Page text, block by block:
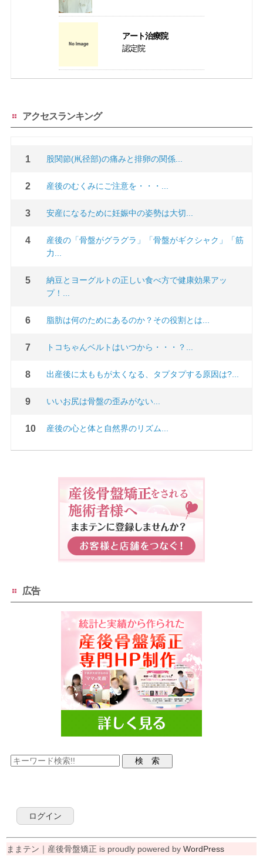
アート治療院
認定院
アクセスランキング
股関節(鼡径部)の痛みと排卵の関係...
産後のむくみにご注意を・・・...
安産になるために妊娠中の姿勢は大切...
産後の「骨盤がグラグラ」「骨盤がギクシャク」「筋
力...
納豆とヨーグルトの正しい食べ方で健康効果アッ
プ！...
脂肪は何のためにあるのか？その役割とは...
トコちゃんベルトはいつから・・・？...
出産後に太ももが太くなる、タプタプする原因は?...
いいお尻は骨盤の歪みがない...
産後の心と体と自然界のリズム...
広告
ログイン
ままテン｜産後骨盤矯正 is proudly powered byWordPress